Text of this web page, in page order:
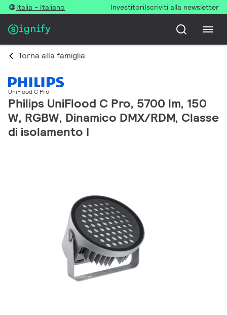
Italia - Italiano InvestitoriIscriviti alla newsletter
Torna alla famiglia
UniFlood C Pro
Philips UniFlood C Pro, 5700 lm, 150
W, RGBW, Dinamico DMX/RDM, Classe
di isolamento I